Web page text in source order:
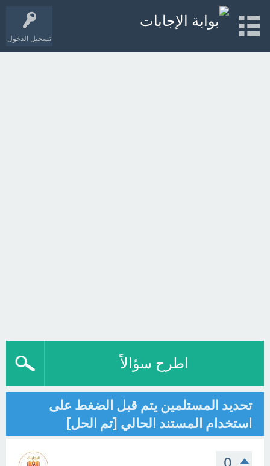
تسجيل الدخول
اطرح سؤالاً
تحديد المستلمين يتم قبل الضغط على
استخدام المستند الحالي [تم الحل]
0